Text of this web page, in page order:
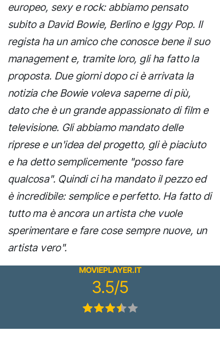
europeo, sexy e rock: abbiamo pensato
subito a David Bowie, Berlino e Iggy Pop. Il
regista ha un amico che conosce bene il suo
management e, tramite loro, gli ha fatto la
proposta. Due giorni dopo ci è arrivata la
notizia che Bowie voleva saperne di più,
dato che è un grande appassionato di film e
televisione. Gli abbiamo mandato delle
riprese e un'idea del progetto, gli è piaciuto
e ha detto semplicemente "posso fare
qualcosa". Quindi ci ha mandato il pezzo ed
è incredibile: semplice e perfetto. Ha fatto di
tutto ma è ancora un artista che vuole
sperimentare e fare cose sempre nuove, un
artista vero".
MOVIEPLAYER.IT
3.5/5